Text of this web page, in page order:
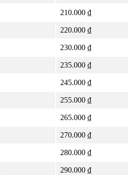
210.000 ₫
220.000 ₫
230.000 ₫
235.000 ₫
245.000 ₫
255.000 ₫
265.000 ₫
270.000 ₫
280.000 ₫
290.000 ₫